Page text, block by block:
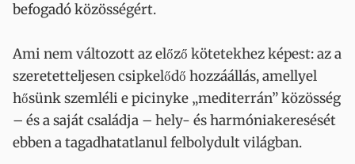
befogadó közösségért.
Ami nem változott az előző kötetekhez képest: az a
szeretetteljesen csipkelődő hozzáállás, amellyel
hősünk szemléli e picinyke „mediterrán” közösség
– és a saját családja – hely- és harmóniakeresését
ebben a tagadhatatlanul felbolydult világban.